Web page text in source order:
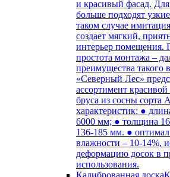
и красивый фасад.
больше подходят
таком случае
создает мягкий,
интерьер помещения.
простота монтажа –
преимущества такого
«Северный Лес»
ассортимент
бруса из сосны сорта
характеристик: ●
6000 мм; ● толщина
136-185 мм. ●
влажности – 10-14%,
деформацию досок в
использования.
Калиброванная доска